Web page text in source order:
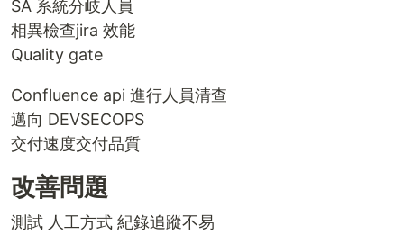
SA 系統分岐人員
相異檢查jira 效能
Quality gate
Confluence api 進行人員清查
邁向 DEVSECOPS
交付速度交付品質
改善問題
測試 人工方式 紀錄追蹤不易